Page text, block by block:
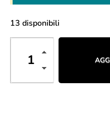
13 disponibili